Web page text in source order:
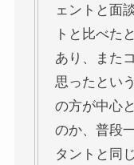
ェントと面
トと比べた
あり、また
思ったとい
の方が中心
のか、普段
タントと同